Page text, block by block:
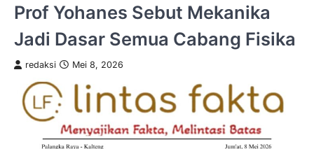
Prof Yohanes Sebut Mekanika
Jadi Dasar Semua Cabang Fisika
redaksi Mei 8, 2026